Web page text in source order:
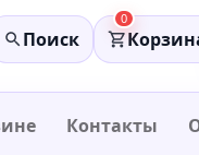
Поиск
0
Контакты